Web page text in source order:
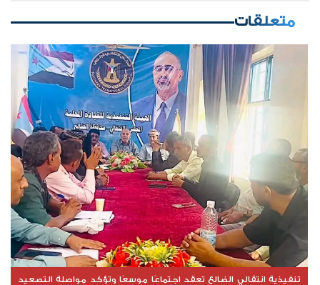
متعلقات
تنفيذية انتقالي الضالع تعقد اجتماعًا موسعًا وتؤكد مواصلة التصعيد